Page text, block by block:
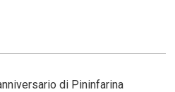
di Pininfarina